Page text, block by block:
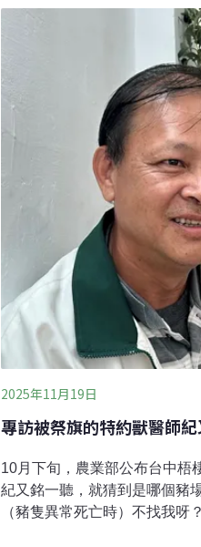
性與資訊不足，籲請「讓科學
導，苗栗鐵砧山碳封存場址案
一時間掌握民意，並高度重視
中央政策要在地方落實，
2025年11月19日
專訪被祭旗的特約獸醫師
10月下旬，農業部公布台中梧
紀又銘一聽，就猜到是哪個豬
（豬隻異常死亡時）不找我呀